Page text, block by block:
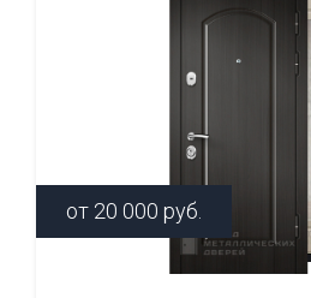
от 20 000 руб.